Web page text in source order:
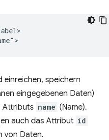
einreichen, speichern
eingegebenen Daten)
Attributs name (Name).
auch das Attribut id
von Daten.